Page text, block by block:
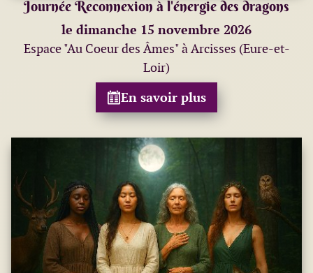
Journée Reconnexion à l'énergie des dragons
le dimanche 15 novembre 2026
Espace "Au Coeur des Âmes" à Arcisses (Eure-et-
Loir)
En savoir plus